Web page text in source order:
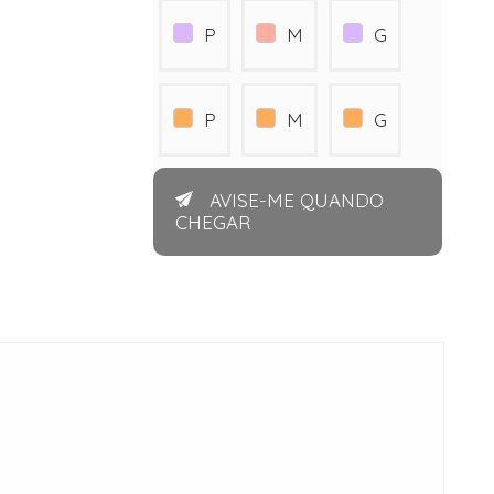
P M G
P M G
AVISE-ME QUANDO
CHEGAR